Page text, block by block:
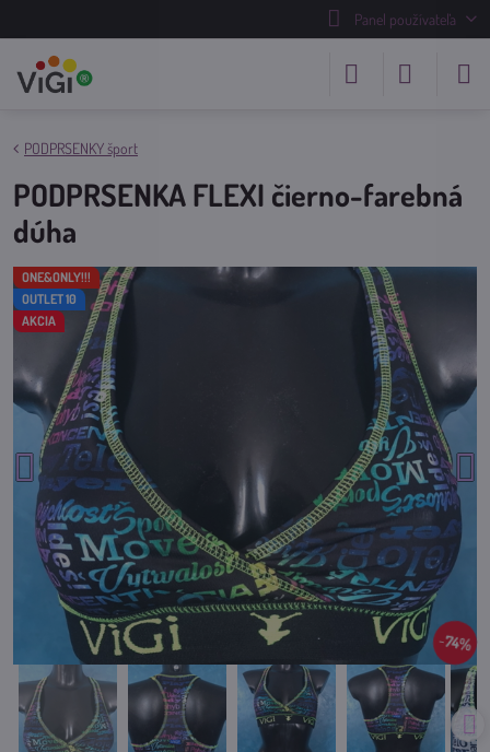
Panel používateľa
ONE&ONLY!!!
OUTLET 10
AKCIA
74%
PODPRSENKY šport
PODPRSENKA FLEXI čierno-farebná
dúha